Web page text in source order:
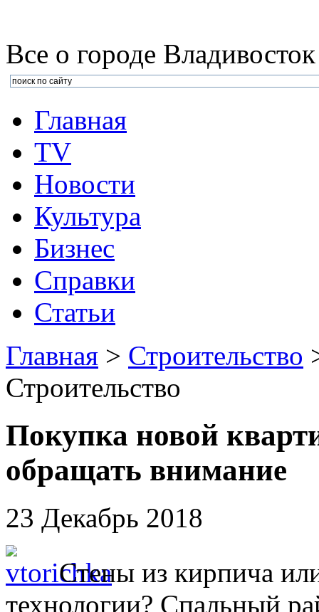
Все о городе Владивосток
Главная
TV
Новости
Культура
Бизнеc
Справки
Статьи
Главная > Строительство
Строительство
Покупка новой
обращать внимание
23 Декабрь 2018
Стены из кирпича
технологии? Спальный